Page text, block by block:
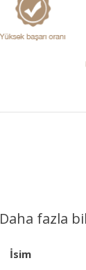
Daha fazla
İsim